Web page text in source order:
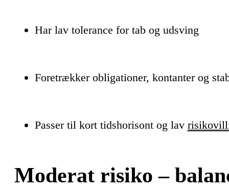
Har lav tolerance for tab og udsving
Foretrækker obligationer, kontanter og
Passer til kort tidshorisont og lav
Moderat risiko –